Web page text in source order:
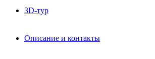
3D-тур
Описание и контакты